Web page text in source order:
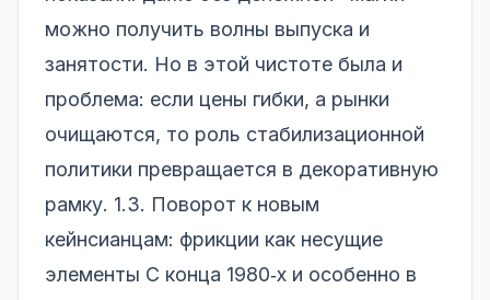
можно получить волны выпуска и
занятости. Но в этой чистоте была и
проблема: если цены гибки, а рынки
очищаются, то роль стабилизационной
политики превращается в декоративную
рамку. 1.3. Поворот к новым
кейнсианцам: фрикции как несущие
элементы С конца 1980‑х и особенно в